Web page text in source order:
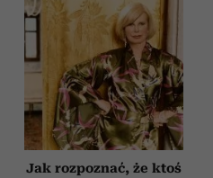
Jak rozpoznać, że ktoś